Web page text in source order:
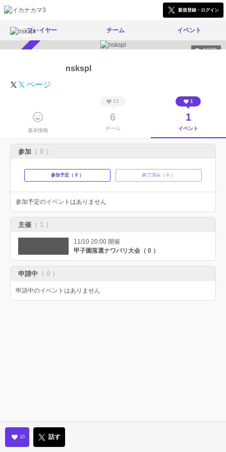
新規登録・ログイン
プレイヤー チーム イベント
1029
nskspl
𝕏 ページ
基本情報
13
6
チーム
1
1
イベント
参加 （ 0 ）
参加予定（ 0 ） 終了済み（ 0 ）
参加予定のイベントはありません
主催 （ 1 ）
11/10 20:00 開催
甲子園落選ナワバリ大会（ 0 ）
申請中 （ 0 ）
申請中のイベントはありません
10 話す